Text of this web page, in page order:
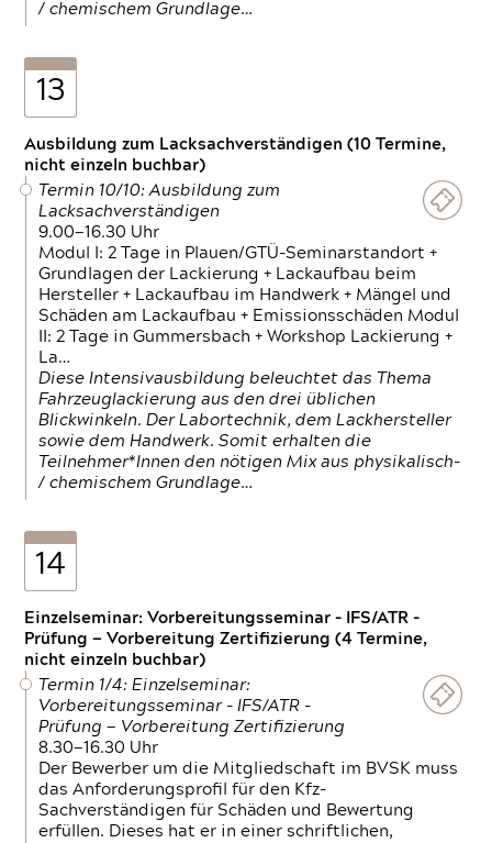
/ chemischem Grundlage…
13
Ausbildung zum Lacksachverständigen (10 Termine,
nicht einzeln buchbar)
Termin 10/10: Ausbildung zum
Lacksachverständigen
9.00—16.30 Uhr
Modul I: 2 Tage in Plauen/GTÜ-Seminarstandort +
Grundlagen der Lackierung + Lackaufbau beim
Hersteller + Lackaufbau im Handwerk + Mängel und
Schäden am Lackaufbau + Emissionsschäden Modul
II: 2 Tage in Gummersbach + Workshop Lackierung +
La…
Diese Intensivausbildung beleuchtet das Thema
Fahrzeuglackierung aus den drei üblichen
Blickwinkeln. Der Labortechnik, dem Lackhersteller
sowie dem Handwerk. Somit erhalten die
Teilnehmer*Innen den nötigen Mix aus physikalisch-
/ chemischem Grundlage…
14
Einzelseminar: Vorbereitungsseminar - IFS/ATR -
Prüfung — Vorbereitung Zertifizierung (4 Termine,
nicht einzeln buchbar)
Termin 1/4: Einzelseminar:
Vorbereitungsseminar - IFS/ATR -
Prüfung — Vorbereitung Zertifizierung
8.30—16.30 Uhr
Der Bewerber um die Mitgliedschaft im BVSK muss
das Anforderungsprofil für den Kfz-
Sachverständigen für Schäden und Bewertung
erfüllen. Dieses hat er in einer schriftlichen,